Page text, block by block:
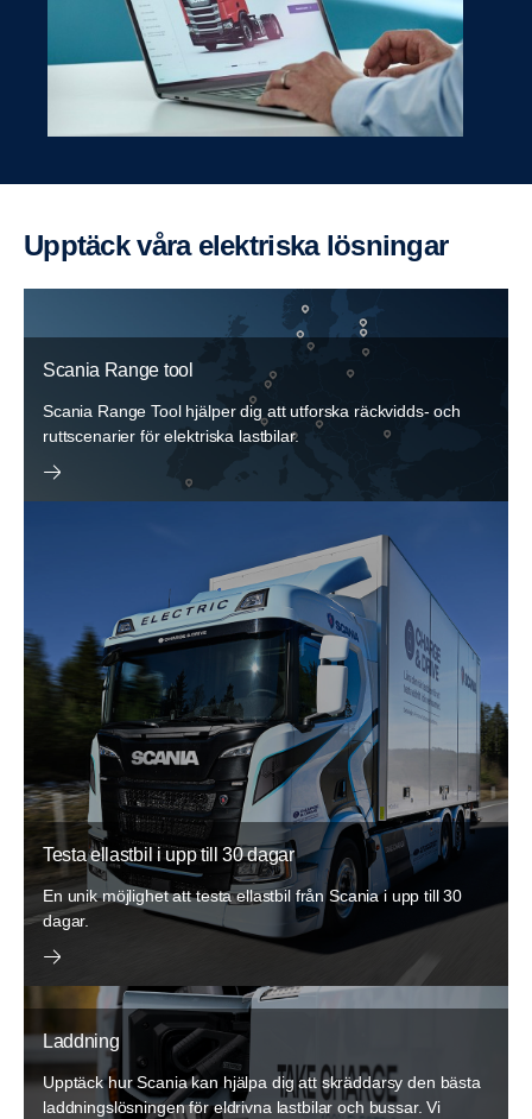
Upptäck våra elekt­riska lösningar
Scania Range tool
Scania Range Tool hjälper dig att utforska räckvidds- och
rutt­scenarier för elektriska lastbilar.
Testa ellastbil i upp till 30 dagar
En unik möjlighet att testa ellastbil från Scania i upp till 30
dagar.
Laddning
Upptäck hur Scania kan hjälpa dig att skräddarsy den bästa
laddningslösningen för eldrivna lastbilar och bussar. Vi